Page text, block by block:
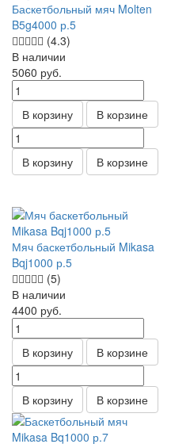
Баскетбольный мяч Molten
B5g4000 р.5
(4.3)
В наличии
5060 руб.
В корзину В корзине
В корзину В корзине
Мяч баскетбольный Mikasa
Bqj1000 р.5
(5)
В наличии
4400 руб.
В корзину В корзине
В корзину В корзине